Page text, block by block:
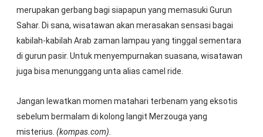
merupakan gerbang bagi siapapun yang memasuki Gurun
Sahar. Di sana, wisatawan akan merasakan sensasi bagai
kabilah-kabilah Arab zaman lampau yang tinggal sementara
di gurun pasir. Untuk menyempurnakan suasana, wisatawan
juga bisa menunggang unta alias camel ride.
Jangan lewatkan momen matahari terbenam yang eksotis
sebelum bermalam di kolong langit Merzouga yang
misterius. (kompas.com).